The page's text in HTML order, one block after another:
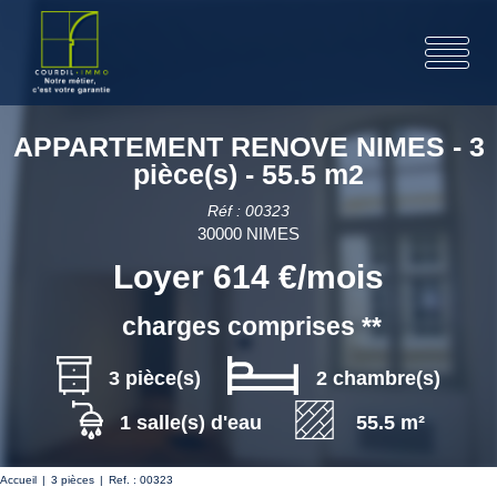
APPARTEMENT RENOVE NIMES - 3
pièce(s) - 55.5 m2
Réf : 00323
30000 NIMES
Loyer 614 €/mois
charges comprises **
3 pièce(s)
2 chambre(s)
1 salle(s) d'eau
55.5 m²
Accueil 3 pièces Ref. : 00323